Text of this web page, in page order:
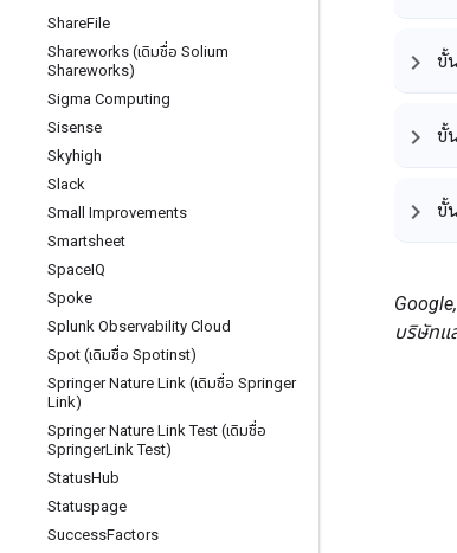
ShareFile
Shareworks (เดิมชื่อ Solium
Shareworks)
Sigma Computing
Sisense
Skyhigh
Slack
Small Improvements
Smartsheet
SpaceIQ
Spoke
Splunk Observability Cloud
Spot (เดิมชื่อ Spotinst)
Springer Nature Link (เดิมชื่อ Springer
Link)
Springer Nature Link Test (เดิมชื่อ
SpringerLink Test)
StatusHub
Statuspage
SuccessFactors
ขั้
ขั้
ขั้
บริษัทแ